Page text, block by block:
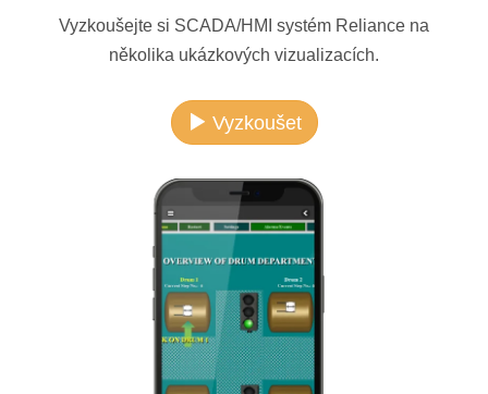
Vyzkoušejte si SCADA/HMI systém Reliance na
několika ukázkových vizualizacích.
Vyzkoušet